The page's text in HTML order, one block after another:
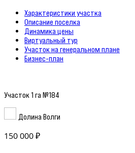
Характеристики участка
Описание поселка
Динамика цены
Виртуальный тур
Участок на генеральном плане
Бизнес-план
Участок 1 га №184
Долина Волги
150 000 ₽